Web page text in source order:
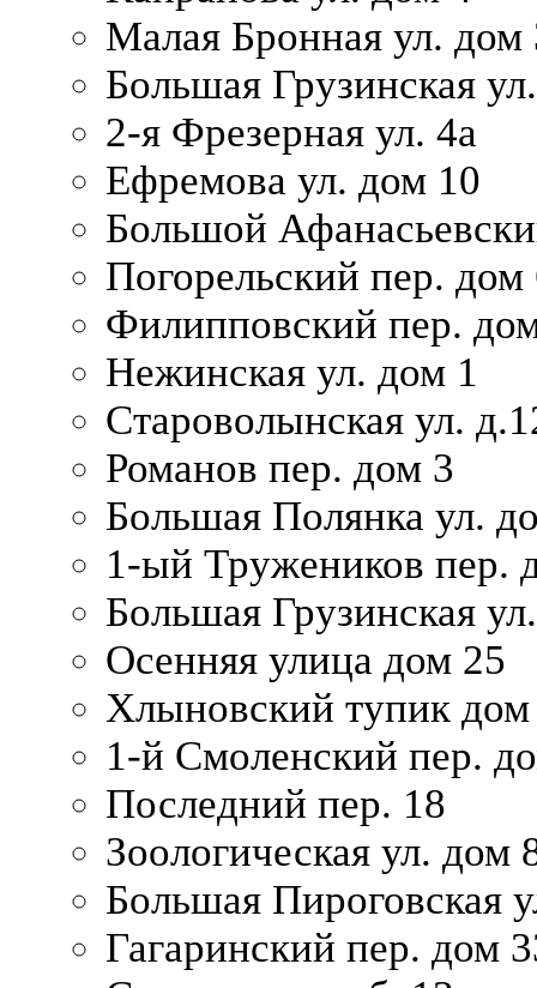
Малая Бронная ул. дом
Большая Грузинская
2-я Фрезерная ул. 4а
Ефремова ул. дом 10
Большой
Погорельский пер. дом
Филипповский пер.
Нежинская ул. дом 1
Староволынская ул.
Романов пер. дом 3
Большая Полянка ул.
1-ый Тружеников пер.
Большая Грузинская
Осенняя улица дом 25
Хлыновский тупик
1-й Смоленский пер.
Последний пер. 18
Зоологическая ул. дом
Большая Пироговская
Гагаринский пер. дом